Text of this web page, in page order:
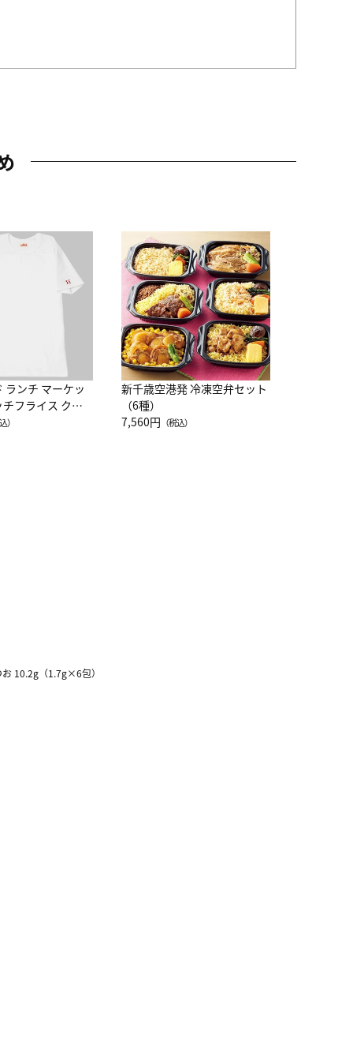
ランチ マーケッ
フライス クル
半袖Ｔシャツ
）
新千歳空港発 冷凍空弁セット
（6種）
7,560円 （税込）
10.2g（1.7g×6包）